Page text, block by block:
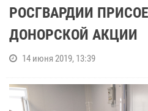
РОСГВАРДИИ
ДОНОРСКОЙ АКЦИИ
14 июня 2019, 13:39